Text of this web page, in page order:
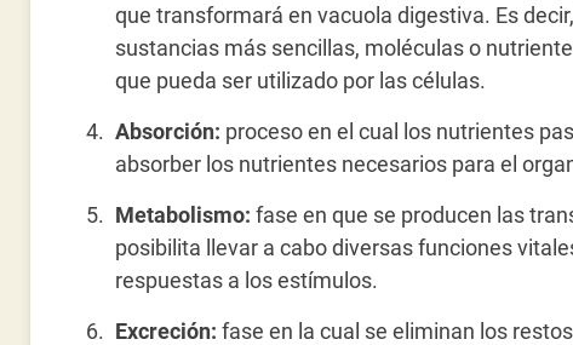
que transformará en vacuola digestiva. Es
sustancias más sencillas, moléculas o
que pueda ser utilizado por las células.
Absorción: proceso en el cual los nutrientes
absorber los nutrientes necesarios para el
Metabolismo: fase en que se producen las
posibilita llevar a cabo diversas funciones
respuestas a los estímulos.
Excreción: fase en la cual se eliminan los